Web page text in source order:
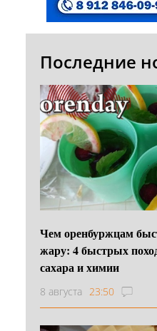
Последние
Чем оренбуржцам
жару: 4 быстрых
сахара и химии
8 августа 23:50